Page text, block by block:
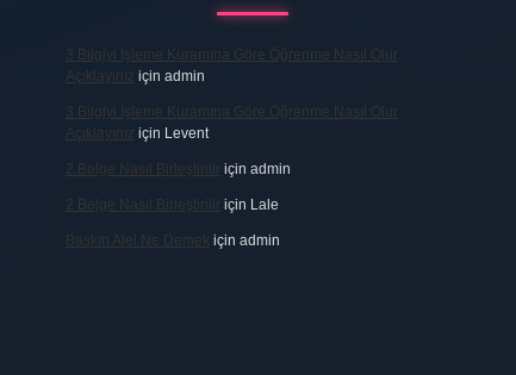
3 Bilgiyi Işleme Kuramına Göre Öğrenme Nasıl Olur
Açıklayınız için admin
3 Bilgiyi Işleme Kuramına Göre Öğrenme Nasıl Olur
Açıklayınız için Levent
2 Belge Nasıl Birleştirilir için admin
2 Belge Nasıl Birleştirilir için Lale
Baskın Alel Ne Demek için admin